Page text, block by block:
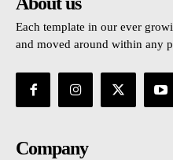
Each template in our ever
and moved around within any
Company